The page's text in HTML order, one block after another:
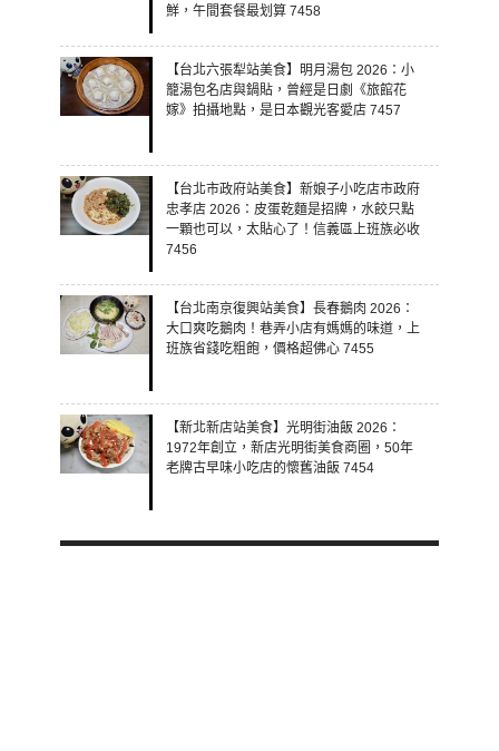
鮮，午間套餐最划算 7458
【台北六張犁站美食】明月湯包 2026：小
籠湯包名店與鍋貼，曾經是日劇《旅館花
嫁》拍攝地點，是日本觀光客愛店 7457
【台北市政府站美食】新娘子小吃店市政府
忠孝店 2026：皮蛋乾麵是招牌，水餃只點
一顆也可以，太貼心了！信義區上班族必收
7456
【台北南京復興站美食】長春鵝肉 2026：
大口爽吃鵝肉！巷弄小店有媽媽的味道，上
班族省錢吃粗飽，價格超佛心 7455
【新北新店站美食】光明街油飯 2026：
1972年創立，新店光明街美食商圈，50年
老牌古早味小吃店的懷舊油飯 7454